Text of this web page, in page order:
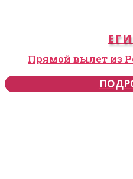
Прямой вылет из